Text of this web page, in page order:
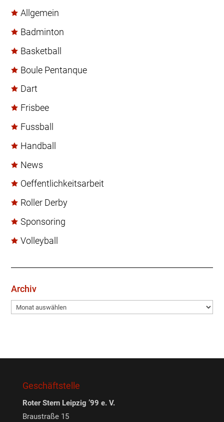
Allgemein
Badminton
Basketball
Boule Pentanque
Dart
Frisbee
Fussball
Handball
News
Oeffentlichkeitsarbeit
Roller Derby
Sponsoring
Volleyball
Archiv
Archiv
Geschäftstelle
Roter Stern Leipzig ’99 e. V.
Braustraße 15